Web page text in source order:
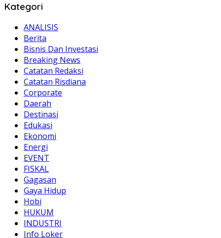
Kategori
ANALISIS
Berita
Bisnis Dan Investasi
Breaking News
Catatan Redaksi
Catatan Risdiana
Corporate
Daerah
Destinasi
Edukasi
Ekonomi
Energi
EVENT
FISKAL
Gagasan
Gaya Hidup
Hobi
HUKUM
INDUSTRI
Info Loker